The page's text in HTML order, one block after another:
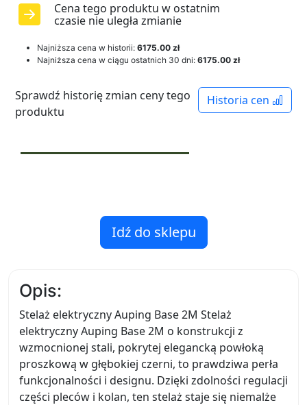
Cena tego produktu w ostatnim
czasie nie uległa zmianie
Najniższa cena w historii: 6175.00 zł
Najniższa cena w ciągu ostatnich 30 dni: 6175.00 zł
Historia cen
Sprawdź historię zmian ceny tego
produktu
Idź do sklepu
Opis:
Stelaż elektryczny Auping Base 2M Stelaż
elektryczny Auping Base 2M o konstrukcji z
wzmocnionej stali, pokrytej elegancką powłoką
proszkową w głębokiej czerni, to prawdziwa perła
funkcjonalności i designu. Dzięki zdolności regulacji
części pleców i kolan, ten stelaż staje się niemalże